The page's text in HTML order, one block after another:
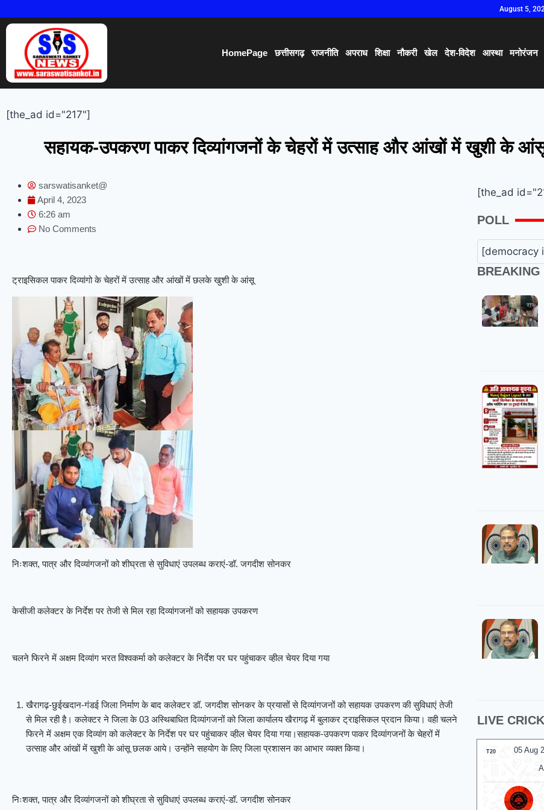
August 5,
HomePage छत्तीसगढ़ राजनीति अपराध शिक्षा नौकरी खेल देश-विदेश आस्था मनोरंजन
[the_ad id="217"]
सहायक-उपकरण पाकर दिव्यांगजनों के चेहरों में उत्साह और आंखों में खुशी के
sarswatisanket@
April 4, 2023
6:26 am
No Comments
ट्राइसिकल पाकर दिव्यांगो के चेहरों में उत्साह और आंखों में छलके खुशी के आंसू
निःशक्त, पात्र और दिव्यांगजनों को शीघ्रता से सुविधाएं उपलब्ध कराएं-डॉ. जगदीश सोनकर
केसीजी कलेक्टर के निर्देश पर तेजी से मिल रहा दिव्यांगजनों को सहायक उपकरण
चलने फिरने में अक्षम दिव्यांग भरत विश्वकर्मा को कलेक्टर के निर्देश पर घर पहुंचाकर व्हील चेयर दिया गया
खैरागढ़-छुईखदान-गंडई जिला निर्माण के बाद कलेक्टर डॉ. जगदीश सोनकर के प्रयासों से दिव्यांगजनों को सहायक उपकरण की सुविधाएं तेजी
से मिल रही है। कलेक्टर ने जिला के 03 अस्थिबाधित दिव्यांगजनों को जिला कार्यालय खैरागढ़ में बुलाकर ट्राइसिकल प्रदान किया। वही चलने
फिरने में अक्षम एक दिव्यांग को कलेक्टर के निर्देश पर घर पहुंचाकर व्हील चेयर दिया गया।सहायक-उपकरण पाकर दिव्यांगजनों के चेहरों में
उत्साह और आंखों में खुशी के आंसू छलक आये। उन्होंने सहयोग के लिए जिला प्रशासन का आभार व्यक्त किया।
निःशक्त, पात्र और दिव्यांगजनों को शीघ्रता से सुविधाएं उपलब्ध कराएं-डॉ. जगदीश सोनकर
[the_ad
POLL
[democracy
BREAKING
LIVE
05 Aug
T20